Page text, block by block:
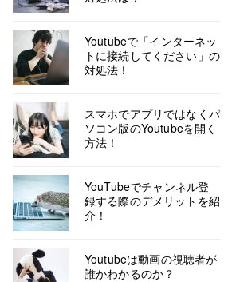
Youtubeで「インターネッ
トに接続してください」の
対処法！
スマホでアプリではなくパ
ソコン版のYoutubeを開く
方法！
YouTubeでチャンネル登
録する際のデメリットを紹
介！
Youtubeは動画の視聴者が
誰かわかるのか？